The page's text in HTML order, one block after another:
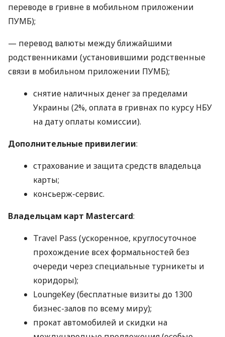
переводе в гривне в мобильном приложении
ПУМБ);
— перевод валюты между ближайшими
родственниками (установившими родственные
связи в мобильном приложении ПУМБ);
снятие наличных денег за пределами
Украины (2%, оплата в гривнах по курсу НБУ
на дату оплаты комиссии).
Дополнительные привилегии:
страхование и защита средств владельца
карты;
консьерж-сервис.
Владельцам карт Mastercard:
Travel Pass (ускоренное, круглосуточное
прохождение всех формальностей без
очереди через специальные турникеты и
коридоры);
LoungeKey (бесплатные визиты до 1300
бизнес-залов по всему миру);
прокат автомобилей и скидки на